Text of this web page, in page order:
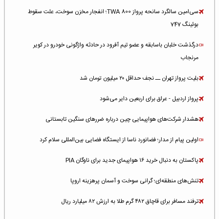
سی‌امین سالگرد سانحه پرواز TWA 800؛ انفجار مخزن سوخت، علت سقوط
بوئینگ 747
درگذشت خلبان باسابقه و عضو تیم آفرود در حادثه واژگونی خودرو در کویر
مرنجاب
بلیت پرواز تهران ــ نجف حداقل ۲۰ میلیون تومان شد
پرواز اردبیل - عراق برای اربعین دایر می‌شود
هشدار شرکت‌های هواپیمایی چین درباره ضررهای سنگین تابستانی
اولین پیام از مدار؛ فضانورد ناسا از ایستگاه فضایی بین‌المللی سلام کرد
پاکستان به دنبال خرید ۱۶ هواپیمای جدید برای ناوگان PIA
تنش‌های منطقه‌ای؛ گرانی سوخت و آسمان پرهزینه اروپا
ترفند مسافر برای قاچاق ۴۸۲ گرم طلا به ارزش ۸۲ میلیارد ریال